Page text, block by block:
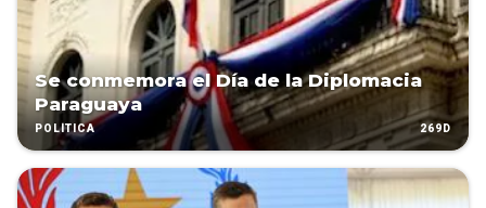
Se conmemora el Día de la Diplomacia
Paraguaya
POLÍTICA 269D